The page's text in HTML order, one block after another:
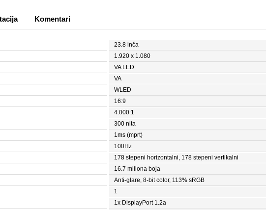
Komentari
23.8 inča
1.920 x 1.080
VA LED
VA
WLED
16:9
4.000:1
300 nita
1ms (mprt)
100Hz
178 stepeni horizontalni, 178 stepeni vertikalni
16.7 miliona boja
Anti-glare, 8-bit color, 113% sRGB
1
1x DisplayPort 1.2a